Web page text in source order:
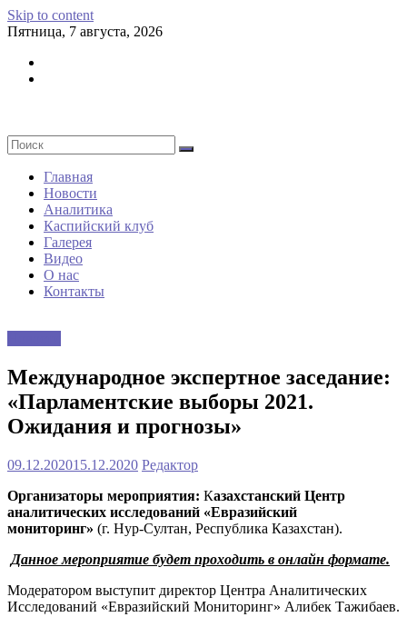
Skip to content
Пятница, 7 августа, 2026
Главная
Новости
Аналитика
Каспийский клуб
Галерея
Видео
О нас
Контакты
Международное экспертное заседание:
«Парламентские выборы 2021.
Ожидания и прогнозы»
09.12.202015.12.2020 Редактор
Организаторы мероприятия: Казахстанский Центр
аналитических исследований «Евразийский
мониторинг» (г. Нур-Султан, Республика Казахстан).
Данное мероприятие будет проходить в онлайн формате.
Модератором выступит директор Центра Аналитических
Исследований «Евразийский Мониторинг» Алибек Тажибаев.